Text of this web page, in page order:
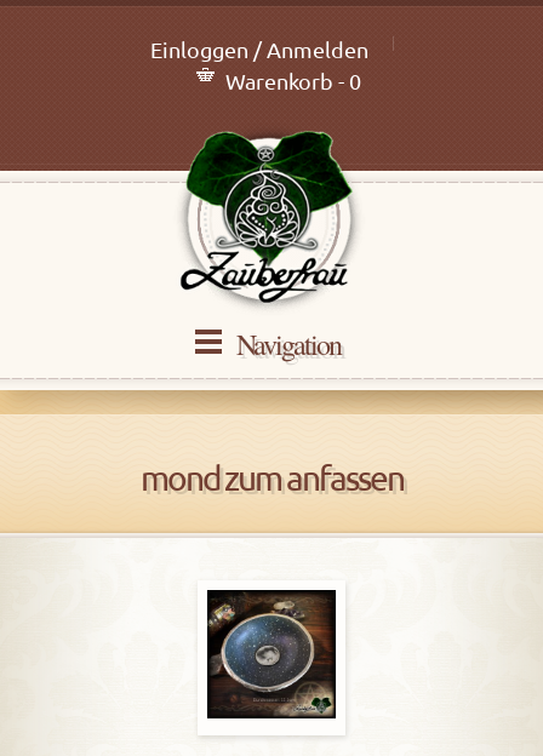
Einloggen / Anmelden
Warenkorb - 0
Navigation
mond zum anfassen